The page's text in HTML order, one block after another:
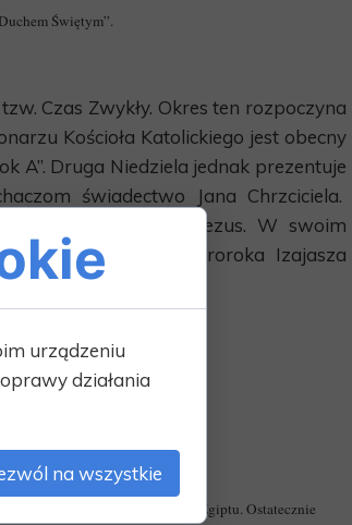
Świętym”.
Czas Zwykły. Okres ten rozpoczyna
Kościoła Katolickiego jest obecny
A”. Druga Niedziela jednak prezentuje
świadectwo Jana Chrzciciela.
kim naprawdę jest Jezus. W swoim
z Księgi Proroka Izajasza
Bożego” w tych posługach?
pozwolenia na opuszczenie Egiptu. Ostatecznie
urządzeniu
działania
na wszystkie